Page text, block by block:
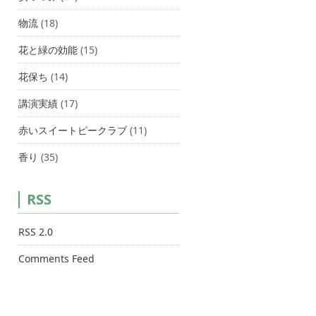
物流 (18)
花と緑の効能 (15)
花保ち (14)
講演実績 (17)
赤いスイートピークラブ (11)
香り (35)
RSS
RSS 2.0
Comments Feed